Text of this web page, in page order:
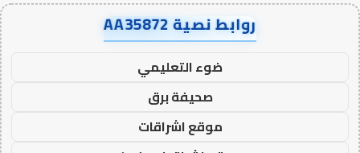
روابط نصية AA35872
ضوء التعليمي
صحيفة برق
موقع اشراقات